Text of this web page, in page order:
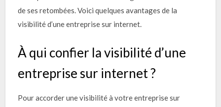
de ses retombées. Voici quelques avantages de la
visibilité d’une entreprise sur internet.
À qui confier la visibilité d’une
entreprise sur internet ?
Pour accorder une visibilité à votre entreprise sur